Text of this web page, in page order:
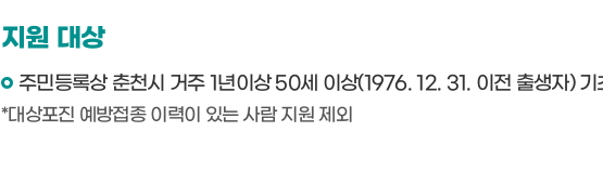
지원 대상
주민등록상 춘천시 거주 1년이상 50세 이상(1976. 12. 31. 이전 출생자)
*대상포진 예방접종 이력이 있는 사람 지원 제외